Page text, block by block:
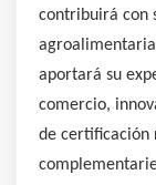
contribuirá con
aportará su
comercio,
de certificación